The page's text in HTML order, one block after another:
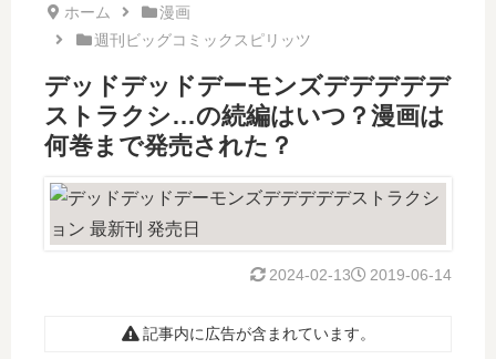
ホーム
漫画
週刊ビッグコミックスピリッツ
デッドデッドデーモンズデデデデデ
ストラクシ…の続編はいつ？漫画は
何巻まで発売された？
2019-06-14
2024-02-13
記事内に広告が含まれています。